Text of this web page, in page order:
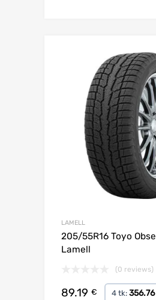
LAMELL
205/55R16 Toyo
Lamell
(0 reviews)
89.19 € 4 tk: